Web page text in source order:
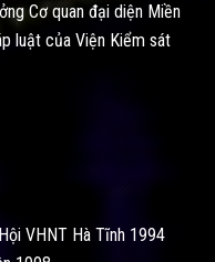
Cơ quan đại diện Miền
luật của Viện Kiểm sát
VHNT Hà Tĩnh 1994